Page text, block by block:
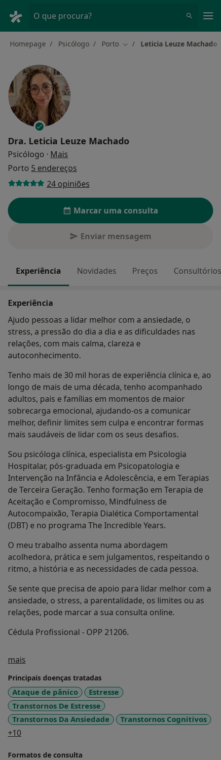
O que procura?
Homepage Psicólogo Porto Mudar de cidade
Leticia Leuze Machado
Dra. Leticia Leuze Machado
Psicólogo · Mais
Porto 5 endereços
24 opiniões
Marcar uma consulta
Enviar mensagem
Experiência Novidades Preços Consultórios
Experiência
Ajudo pessoas a lidar melhor com a ansiedade, o
stress, a pressão do dia a dia e as dificuldades nas
relações, com mais calma, clareza e
autoconhecimento.
Tenho mais de 30 mil horas de experiência clínica e, ao
longo de mais de uma década, tenho acompanhado
adultos, pais e famílias em momentos de maior
sobrecarga emocional, ajudando-os a comunicar
melhor, definir limites sem culpa e encontrar formas
mais saudáveis de lidar com os seus desafios.
Sou psicóloga clínica, especialista em Psicologia
Hospitalar, pós-graduada em Psicopatologia e
Intervenção na Infância e Adolescência, e em Terapias
de Terceira Geração. Tenho formação em Terapia de
Aceitação e Compromisso, Mindfulness de
Autocompaixão, Terapia Dialética Comportamental
(DBT) e no programa The Incredible Years.
O meu trabalho assenta numa abordagem
acolhedora, prática e sem julgamentos, respeitando o
ritmo, a história e as necessidades de cada pessoa.
Se sente que precisa de apoio para lidar melhor com a
ansiedade, o stress, a parentalidade, os limites ou as
relações, pode marcar a sua consulta online.
Cédula Profissional - OPP 21206.
mais
Principais doenças tratadas
Ataque de pânico
Estresse
Transtornos De Estresse
Transtornos Da Ansiedade
Transtornos Cognitivos
+10a11y_sr_more_diseases
Formatos de consulta